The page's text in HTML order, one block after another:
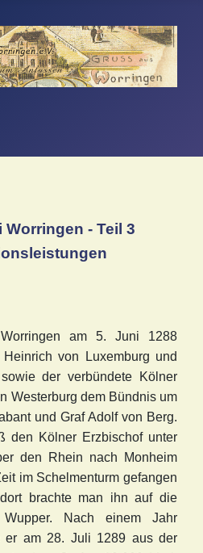
- Teil 3
am 5. Juni 1288
von Luxemburg und
der verbündete Kölner
Westerburg dem Bündnis um
und Graf Adolf von Berg.
den Kölner Erzbischof unter
den Rhein nach Monheim
im Schelmenturm gefangen
brachte man ihn auf die
Nach einem Jahr
er am 28. Juli 1289 aus der